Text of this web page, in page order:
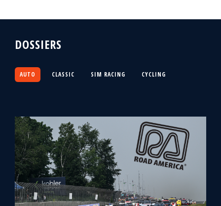
DOSSIERS
AUTO CLASSIC SIM RACING CYCLING